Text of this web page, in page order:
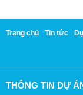
Trang chủ Tin tức
THÔNG TIN DỰ